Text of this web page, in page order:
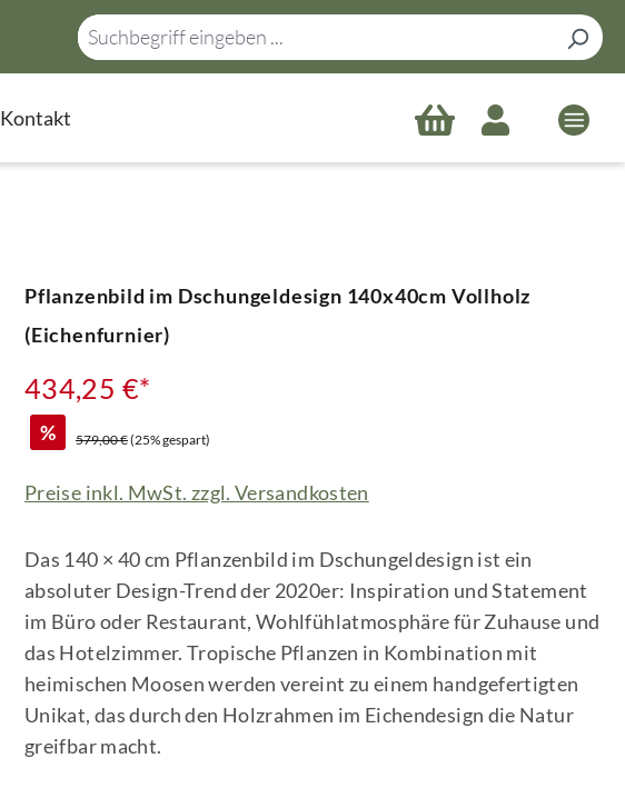
Kontakt
Pflanzenbild im Dschungeldesign 140x40cm Vollholz
(Eichenfurnier)
434,25 €*
% Regulärer Preis:
579,00 €(25% gespart)
Preise inkl. MwSt. zzgl. Versandkosten
Das 140 × 40 cm Pflanzenbild im Dschungeldesign ist ein
absoluter Design-Trend der 2020er: Inspiration und Statement
im Büro oder Restaurant, Wohlfühlatmosphäre für Zuhause und
das Hotelzimmer. Tropische Pflanzen in Kombination mit
heimischen Moosen werden vereint zu einem handgefertigten
Unikat, das durch den Holzrahmen im Eichendesign die Natur
greifbar macht.